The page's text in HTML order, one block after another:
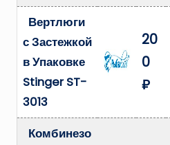
Вертлюги
с Застежкой
в Упаковке
Stinger ST-
3013
20
0
₽
Комбинезо